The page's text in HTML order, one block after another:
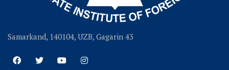
Samarkand, 140104, UZB, Gagarin 43